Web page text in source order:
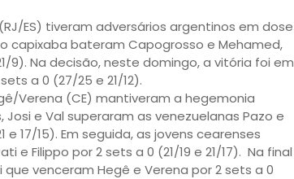
ES) tiveram adversários argentinos em dose
capixaba bateram Capogrosso e Mehamed,
9). Na decisão, neste domingo, a vitória foi em
a 0 (27/25 e 21/12).
Verena (CE) mantiveram a hegemonia
e Val superaram as venezuelanas Pazo e
e 17/15). Em seguida, as jovens cearenses
e Filippo por 2 sets a 0 (21/19 e 21/17). Na final
venceram Hegê e Verena por 2 sets a 0